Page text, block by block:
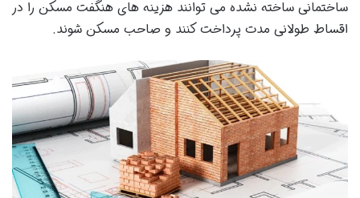
ساختمانی ساخته نشده می توانند هزینه های هنگفت مسکن را در
اقساط طولانی مدت پرداخت کنند و صاحب مسکن شوند.